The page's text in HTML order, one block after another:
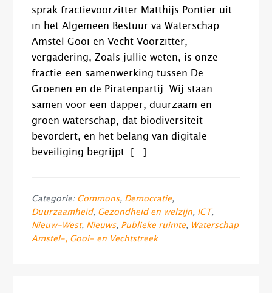
sprak fractievoorzitter Matthijs Pontier uit
in het Algemeen Bestuur va Waterschap
Amstel Gooi en Vecht Voorzitter,
vergadering, Zoals jullie weten, is onze
fractie een samenwerking tussen De
Groenen en de Piratenpartij. Wij staan
samen voor een dapper, duurzaam en
groen waterschap, dat biodiversiteit
bevordert, en het belang van digitale
beveiliging begrijpt. […]
Categorie: Commons, Democratie,
Duurzaamheid, Gezondheid en welzijn, ICT,
Nieuw-West, Nieuws, Publieke ruimte, Waterschap
Amstel-, Gooi- en Vechtstreek